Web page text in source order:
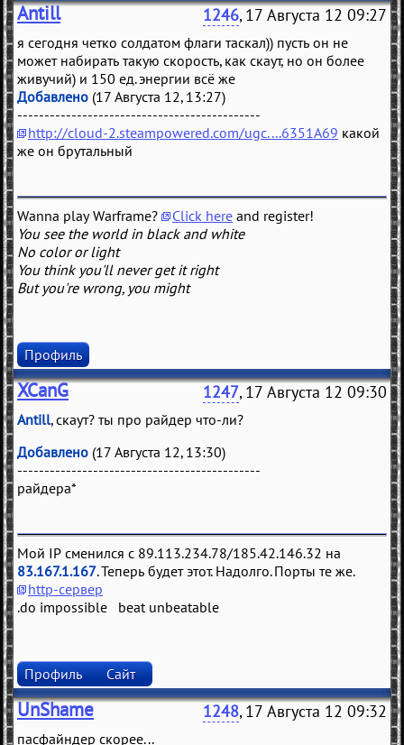
Antill 1246, 17 Августа 12 09:27
я сегодня четко солдатом флаги таскал)) пусть он не
может набирать такую скорость, как скаут, но он более
живучий) и 150 ед. энергии всё же
Добавлено (17 Августа 12, 13:27)
---------------------------------------------
http://cloud-2.steampowered.com/ugc....6351A69 какой
же он брутальный
Wanna play Warframe? Click here and register!
You see the world in black and white
No color or light
You think you'll never get it right
But you're wrong, you might
Профиль
XCanG 1247, 17 Августа 12 09:30
Antill, скаут? ты про райдер что-ли?
Добавлено (17 Августа 12, 13:30)
---------------------------------------------
райдера*
Мой IP сменился с 89.113.234.78/185.42.146.32 на
83.167.1.167. Теперь будет этот. Надолго. Порты те же.
http-сервер
.do impossible beat unbeatable
Профиль Сайт
UnShame 1248, 17 Августа 12 09:32
пасфайндер скорее...